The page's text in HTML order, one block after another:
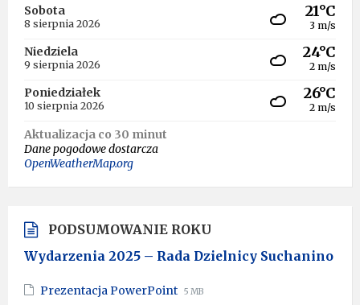
Sobota
8 sierpnia 2026
21°C
3 m/s
Niedziela
9 sierpnia 2026
24°C
2 m/s
Poniedziałek
10 sierpnia 2026
26°C
2 m/s
Aktualizacja co 30 minut
Dane pogodowe dostarcza
OpenWeatherMap.org
PODSUMOWANIE ROKU
Wydarzenia 2025 – Rada Dzielnicy Suchanino
Prezentacja PowerPoint File
File
5 MB